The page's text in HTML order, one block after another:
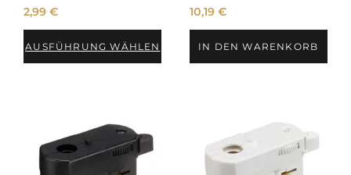
2,99€
AUSFÜHRUNG WÄHLEN
10,19 €
IN DEN WARENKORB